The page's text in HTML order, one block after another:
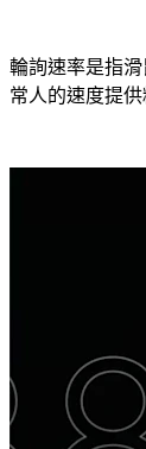
輪詢速率是指
常人的速度提供